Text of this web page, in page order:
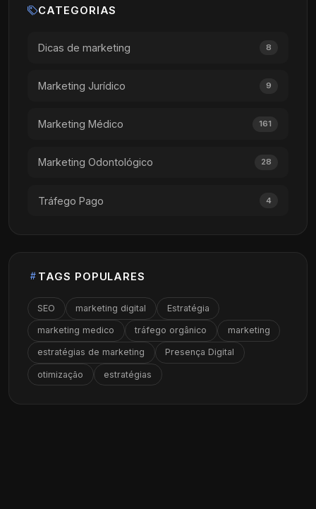
CATEGORIAS
Dicas de marketing 8
Marketing Jurídico 9
Marketing Médico 161
Marketing Odontológico 28
Tráfego Pago 4
TAGS POPULARES
SEO marketing digital Estratégia
marketing medico tráfego orgânico marketing
estratégias de marketing Presença Digital
otimização estratégias